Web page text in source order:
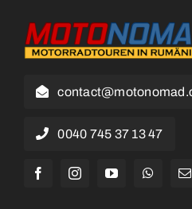
0040 745 37 13 47